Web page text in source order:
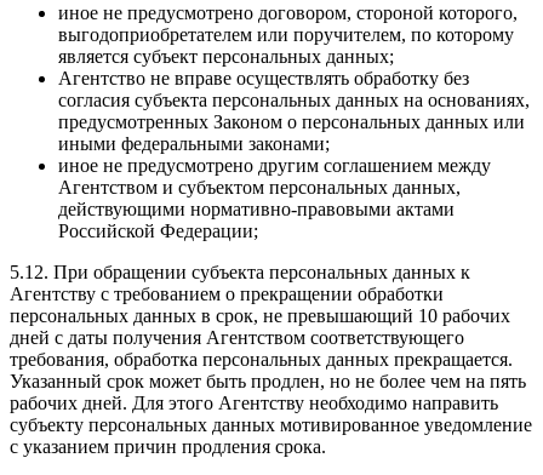
иное не предусмотрено договором, стороной которого,
выгодоприобретателем или поручителем, по которому
является субъект персональных данных;
Агентство не вправе осуществлять обработку без
согласия субъекта персональных данных на основаниях,
предусмотренных Законом о персональных данных или
иными федеральными законами;
иное не предусмотрено другим соглашением между
Агентством и субъектом персональных данных,
действующими нормативно-правовыми актами
Российской Федерации;
5.12. При обращении субъекта персональных данных к
Агентству с требованием о прекращении обработки
персональных данных в срок, не превышающий 10 рабочих
дней с даты получения Агентством соответствующего
требования, обработка персональных данных прекращается.
Указанный срок может быть продлен, но не более чем на пять
рабочих дней. Для этого Агентству необходимо направить
субъекту персональных данных мотивированное уведомление
с указанием причин продления срока.